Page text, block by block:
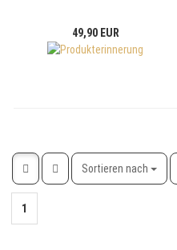
49,90 EUR
Sortieren nach
Sortieren nach
1